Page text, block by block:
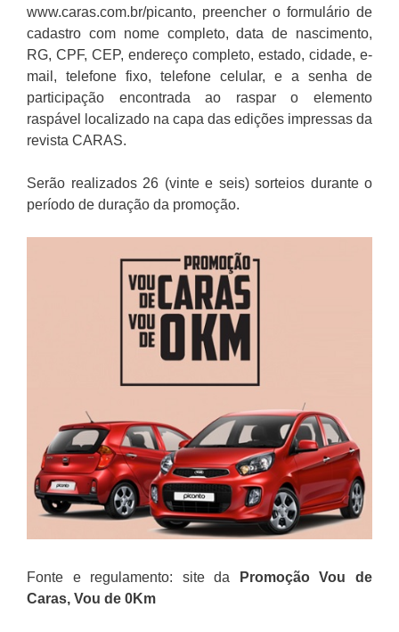
www.caras.com.br/picanto, preencher o formulário de
cadastro com nome completo, data de nascimento,
RG, CPF, CEP, endereço completo, estado, cidade, e-
mail, telefone fixo, telefone celular, e a senha de
participação encontrada ao raspar o elemento
raspável localizado na capa das edições impressas da
revista CARAS.
Serão realizados 26 (vinte e seis) sorteios durante o
período de duração da promoção.
Fonte e regulamento: site da
Promoção Vou de
Caras, Vou de 0Km